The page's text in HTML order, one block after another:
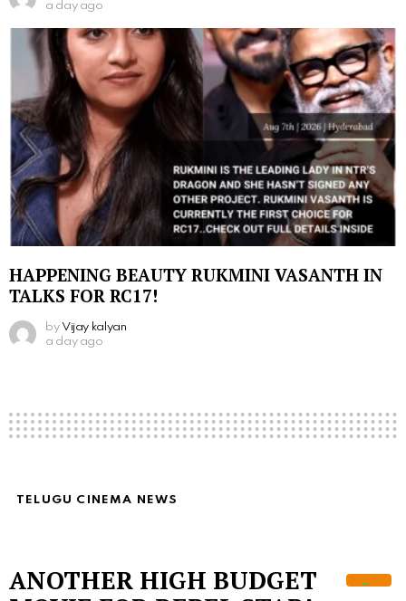
a day ago
HAPPENING BEAUTY RUKMINI VASANTH IN
TALKS FOR RC17!
by Vijay kalyan
a day ago
TELUGU CINEMA NEWS
ANOTHER HIGH BUDGET